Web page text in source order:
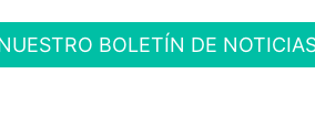
BOLETÍN DE